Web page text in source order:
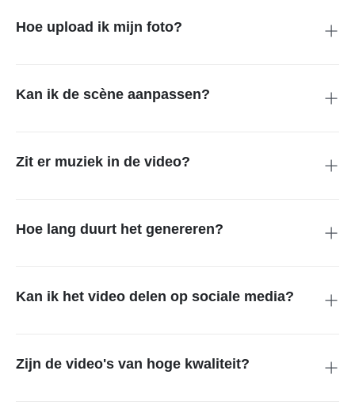
Hoe upload ik mijn foto?
Kan ik de scène aanpassen?
Zit er muziek in de video?
Hoe lang duurt het genereren?
Kan ik het video delen op sociale media?
Zijn de video's van hoge kwaliteit?